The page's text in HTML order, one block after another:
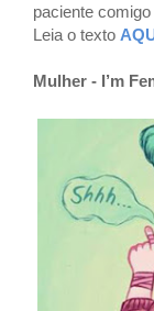
paciente
Leia o texto
Mulher - I’m